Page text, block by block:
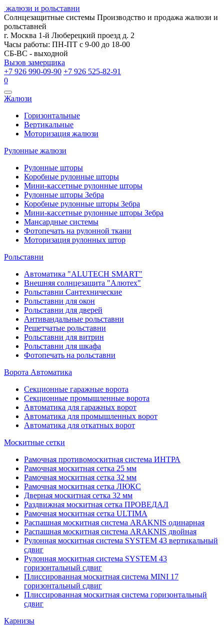
жалюзи и рольставни
Солнцезащитные системы Производство и продажа жалюзи и
рольставней
г. Москва 1-й Люберецкий проезд д. 2
Часы работы: ПН-ПТ с 9-00 до 18-00
СБ-ВС - выходной
Вызов замерщика
+7 926 990-09-90 +7 926 525-82-91
0
Открыть
навигацию
Жалюзи
Горизонтальные
Вертикальные
Моторизация жалюзи
Рулонные жалюзи
Рулонные шторы
Коробные рулонные шторы
Мини-кассетные рулонные шторы
Рулонные шторы Зебра
Коробные рулонные шторы Зебра
Мини-кассетные рулонные шторы Зебра
Мансардные системы
Фотопечать на рулонной ткани
Моторизация рулонных штор
Рольставни
Автоматика "ALUTECH SMART"
Внешняя солнцезащита "Алютех"
Рольставни Сантехнические
Рольставни для окон
Рольставни для дверей
Антивандальные рольставни
Решетчатые рольставни
Рольставни для витрин
Рольставни для шкафа
Фотопечать на рольставни
Ворота Автоматика
Секционные гаражные ворота
Секционные промышленные ворота
Автоматика для гаражных ворот
Автоматика для промышленных ворот
Автоматика для откатных ворот
Москитные сетки
Рамочная противомоскитная система ИНТРА
Рамочная москитная сетка 25 мм
Рамочная москитная сетка 32 мм
Рамочная москитная сетка ЛЮКС
Дверная москитная сетка 32 мм
Раздвижная москитная сетка ПРОВЕДАЛ
Рамочная москитная сетка ULTIMA
Распашная москитная система ARAKNIS одинарная
Распашная москитная система ARAKNIS двойная
Рулонная москитная система SYSTEM 43 вертикальный
сдвиг
Рулонная москитная система SYSTEM 43
горизонтальный сдвиг
Плиссированная москитная система MINI 17
горизонтальный сдвиг
Плиссированная москитная система горизонтальный
сдвиг
Карнизы